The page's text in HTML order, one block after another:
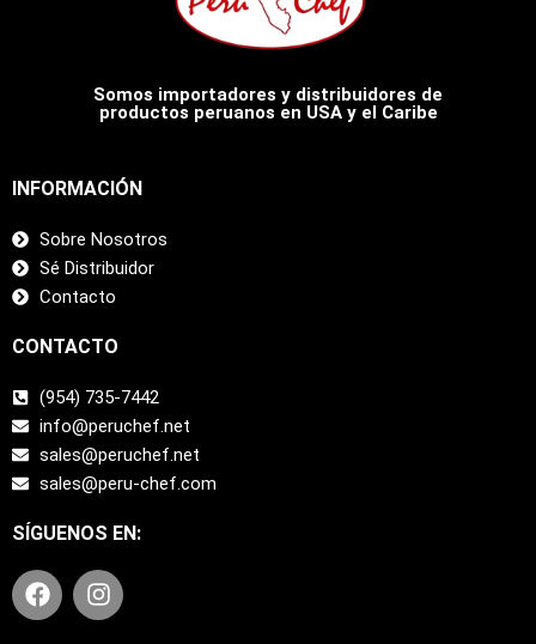
Somos importadores y distribuidores de
productos peruanos en USA y el Caribe
INFORMACIÓN
Sobre Nosotros
Sé Distribuidor
Contacto
CONTACTO
(954) 735-7442
info@peruchef.net
sales@peruchef.net
sales@peru-chef.com
SÍGUENOS EN:
F
a
I
n